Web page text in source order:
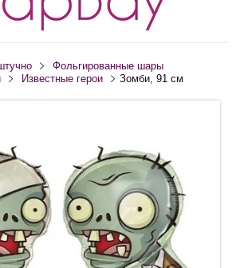
Фольгированные шары
Известные герои Зомби, 91 см